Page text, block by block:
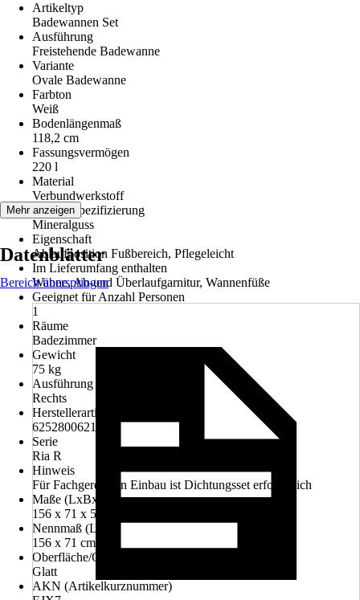
Artikeltyp
Badewannen Set
Ausführung
Freistehende Badewanne
Variante
Ovale Badewanne
Farbton
Weiß
Bodenlängenmaß
118,2 cm
Fassungsvermögen
220 l
Material
Verbundwerkstoff
Materialspezifizierung
Mineralguss
Eigenschaft
Ablaufposition Fußbereich, Pflegeleicht
Im Lieferumfang enthalten
Wanne, Ab-und Überlaufgarnitur, Wannenfüße
Geeignet für Anzahl Personen
1
Räume
Badezimmer
Gewicht
75 kg
Ausführung für Einbau Ecke
Rechts
Herstellerartikelnummer
625280062103
Serie
Ria R
Hinweis
Für Fachgerechten Einbau ist Dichtungsset erforderlich
Maße (LxBxH)
156 x 71 x 56 cm
Nennmaß (LxB)
156 x 71 cm
Oberfläche/Oberflächenbehandlung
Glatt
AKN (Artikelkurznummer)
Mehr anzeigen
Datenblätter
Bereich überspringen